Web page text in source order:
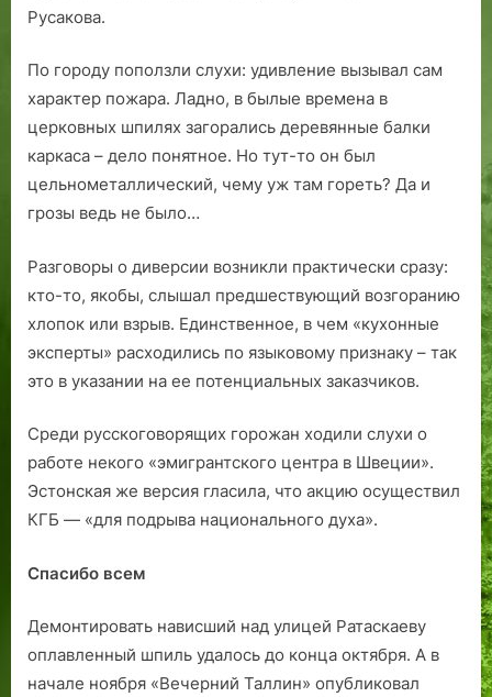
Русакова.
По городу поползли слухи: удивление вызывал сам
характер пожара. Ладно, в былые времена в
церковных шпилях загорались деревянные балки
каркаса – дело понятное. Но тут-то он был
цельнометаллический, чему уж там гореть? Да и
грозы ведь не было…
Разговоры о диверсии возникли практически сразу:
кто-то, якобы, слышал предшествующий возгоранию
хлопок или взрыв. Единственное, в чем «кухонные
эксперты» расходились по языковому признаку – так
это в указании на ее потенциальных заказчиков.
Среди русскоговорящих горожан ходили слухи о
работе некого «эмигрантского центра в Швеции».
Эстонская же версия гласила, что акцию осуществил
КГБ — «для подрыва национального духа».
Спасибо всем
Демонтировать нависший над улицей Ратаскаеву
оплавленный шпиль удалось до конца октября. А в
начале ноября «Вечерний Таллин» опубликовал